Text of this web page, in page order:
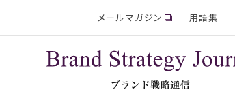
メールマガジン 用語集